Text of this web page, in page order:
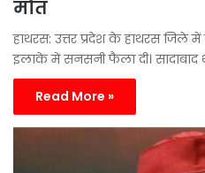
मौत
हाथरस: उत्तर प्रदेश के हाथरस जिले
इलाके में सनसनी फैला दी। सादाबाद
Read More »